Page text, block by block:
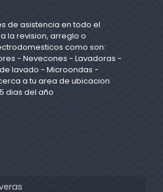
de asistencia en todo el
la revision, arreglo o
como son:
- Nevecones - Lavadoras -
lavado - Microondas -
a tu area de ubicacion
dias del año